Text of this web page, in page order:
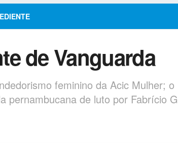
de Vanguarda
feminino da Acic Mulher;
pernambucana de luto por Fabrício